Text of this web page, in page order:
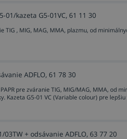
kazeta G5-01VC, 61 11 30
TIG , MIG, MAG, MMA, plazmu, od
ADFLO, 61 78 30
pre zváranie TIG, MIG/MAG, MMA, od
Kazeta G5-01 VC (Variable colour) pre
+ odsávanie ADFLO, 63 77 20